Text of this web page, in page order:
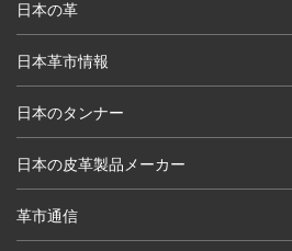
日本の革
日本革市情報
日本のタンナー
日本の皮革製品メーカー
革市通信